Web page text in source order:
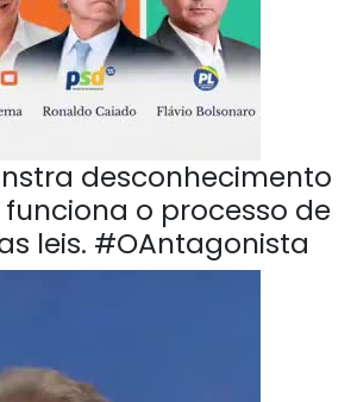
desconhecimento
o processo de
leis. #OAntagonista